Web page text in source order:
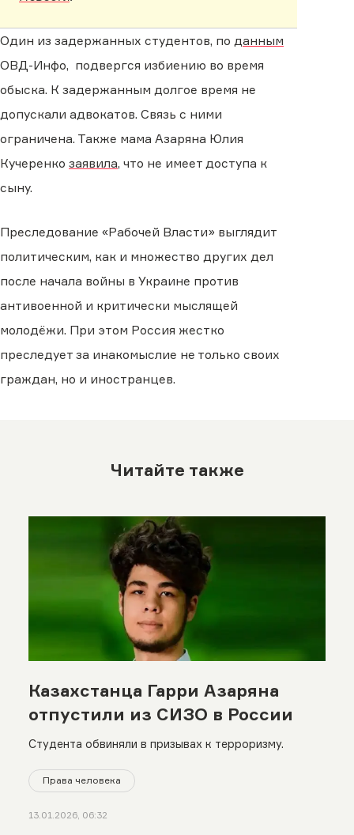
Один из задержанных студентов, по данным
ОВД-Инфо, подвергся избиению во время
обыска. К задержанным долгое время не
допускали адвокатов. Связь с ними
ограничена. Также мама Азаряна Юлия
Кучеренко заявила, что не имеет доступа к
сыну.
Преследование «Рабочей Власти» выглядит
политическим, как и множество других дел
после начала войны в Украине против
антивоенной и критически мыслящей
молодёжи. При этом Россия жестко
преследует за инакомыслие не только своих
граждан, но и иностранцев.
Читайте также
Казахстанца Гарри Азаряна
отпустили из СИЗО в России
Студента обвиняли в призывах к терроризму.
Права человека
13.01.2026, 06:32